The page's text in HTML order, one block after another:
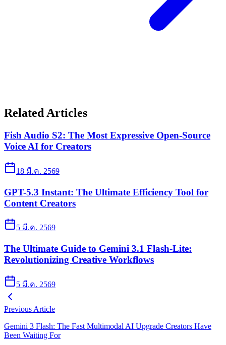
Related Articles
Fish Audio S2: The Most Expressive Open-Source
Voice AI for Creators
18 มี.ค. 2569
GPT-5.3 Instant: The Ultimate Efficiency Tool for
Content Creators
5 มี.ค. 2569
The Ultimate Guide to Gemini 3.1 Flash-Lite:
Revolutionizing Creative Workflows
5 มี.ค. 2569
Previous Article
Gemini 3 Flash: The Fast Multimodal AI Upgrade Creators Have
Been Waiting For